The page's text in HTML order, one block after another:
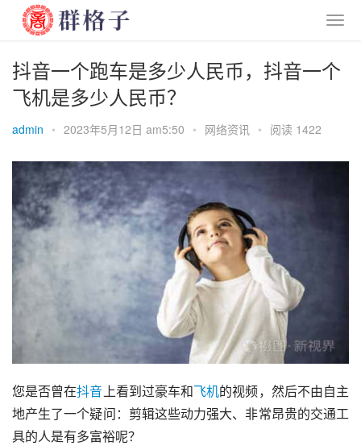
抖音一个跑车是多少人民币，抖音一个
飞机是多少人民币？
admin • 2023年5月12日 am5:50 • 网络资讯 • 阅读 1422
您是否曾在抖音上看到过豪车和飞机的视频，然后不由自主
地产生了一个疑问：剪辑这些动力强大、非常昂贵的交通工
具的人是有多富裕呢？